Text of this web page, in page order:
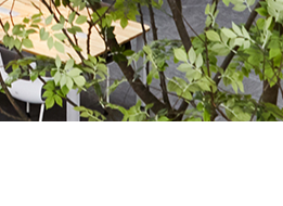
회계사반 자료실
및 세미나실 대여
FAQ